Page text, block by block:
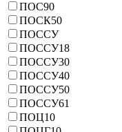
ПОС90
ПОСК50
ПОССУ
ПОССУ18
ПОССУ30
ПОССУ40
ПОССУ50
ПОССУ61
ПОЦ10